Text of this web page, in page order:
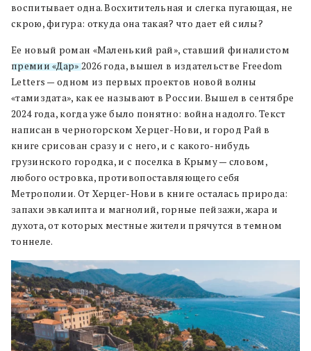
воспитывает одна. Восхитительная и слегка пугающая, не
скрою, фигура: откуда она такая? что дает ей силы?
Ее новый роман «Маленький рай», ставший финалистом
премии «Дар»2026 года, вышел в издательстве Freedom
Letters — одном из первых проектов новой волны
«тамиздата», как ее называют в России. Вышел в сентябре
2024 года, когда уже было понятно: война надолго. Текст
написан в черногорском Херцег-Нови, и город Рай в
книге срисован сразу и с него, и с какого-нибудь
грузинского городка, и с поселка в Крыму — словом,
любого островка, противопоставляющего себя
Метрополии. От Херцег-Нови в книге осталась природа:
запахи эвкалипта и магнолий, горные пейзажи, жара и
духота, от которых местные жители прячутся в темном
тоннеле.